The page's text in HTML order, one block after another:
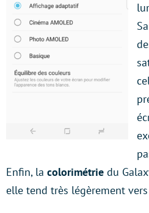
Enfin, la colorimétrie du
elle tend très légèrement